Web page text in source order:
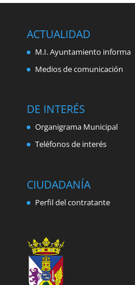
ACTUALIDAD
M.I. Ayuntamiento informa
Medios de comunicación
DE INTERÉS
Organigrama Municipal
Teléfonos de interés
CIUDADANÍA
Perfil del contratante